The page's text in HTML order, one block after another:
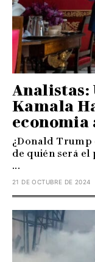
Analistas:
Kamala
economia
¿Donald Trump
de quién será
...
21 DE OCTUBRE DE 2024